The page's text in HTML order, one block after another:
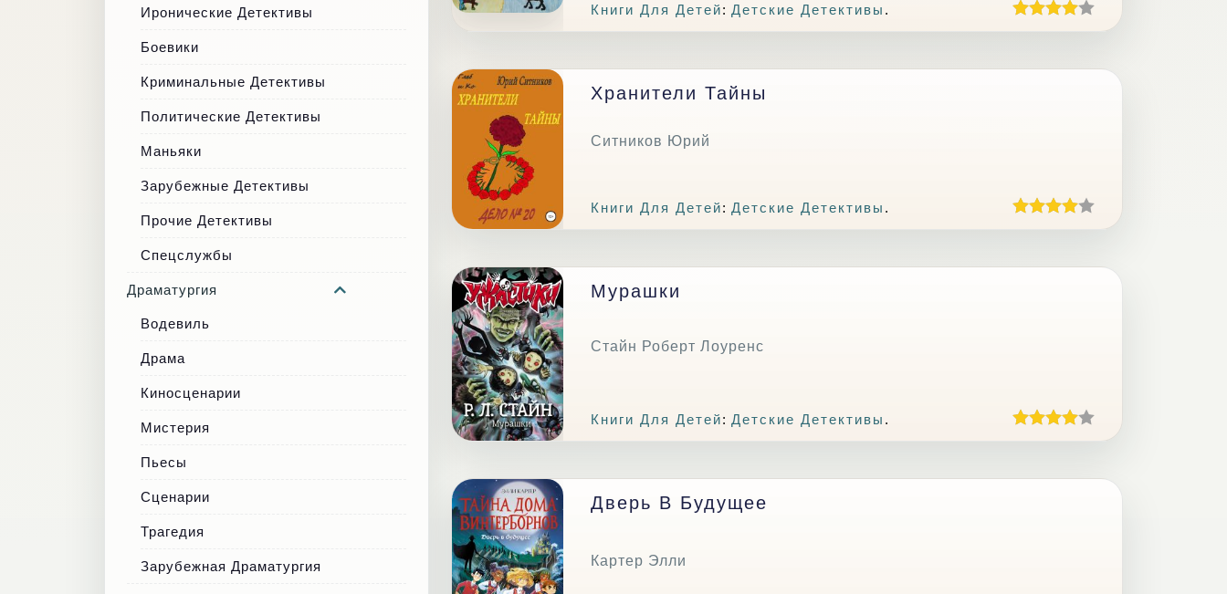
Книги Для Детей: Детские Детективы .
Хранители Тайны
Ситников Юрий
Книги Для Детей: Детские Детективы .
Мурашки
Стайн Роберт Лоуренс
Книги Для Детей: Детские Детективы .
Дверь В Будущее
Картер Элли
Иронические Детективы
Боевики
Криминальные Детективы
Политические Детективы
Маньяки
Зарубежные Детективы
Прочие Детективы
Спецслужбы
Драматургия
Водевиль
Драма
Киносценарии
Мистерия
Пьесы
Сценарии
Трагедия
Зарубежная Драматургия